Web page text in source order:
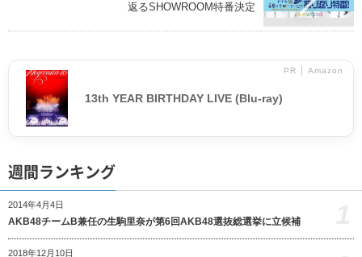
返るSHOWROOM特番決定
PR │ Amazon
13th YEAR BIRTHDAY LIVE (Blu-ray)
週間ランキング
2014年4月4日
AKB48チームB兼任の生駒里奈が第6回AKB48選抜総選挙に立候補
2018年12月10日